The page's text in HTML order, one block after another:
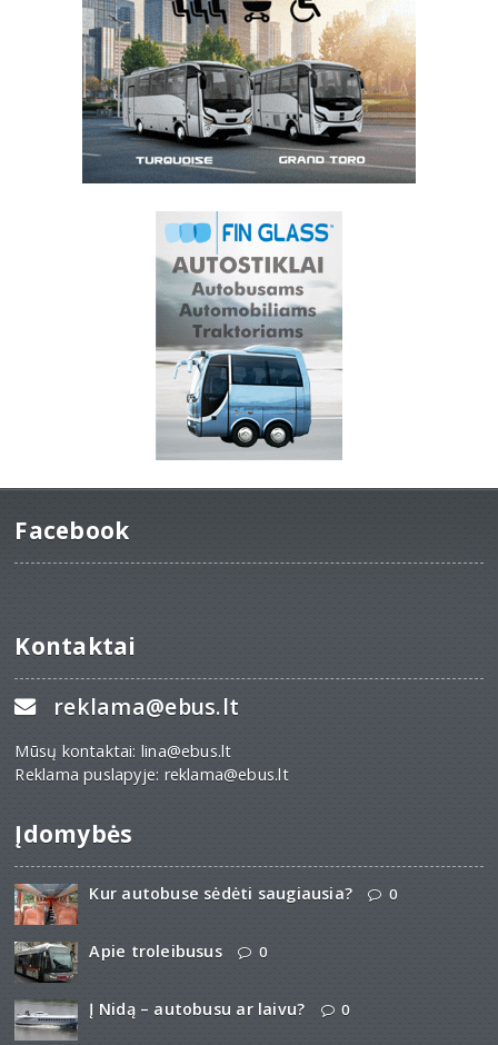
Facebook
Kontaktai
reklama@ebus.lt
Mūsų kontaktai: lina@ebus.lt
Reklama puslapyje: reklama@ebus.lt
Įdomybės
Kur autobuse sėdėti saugiausia? 0
Apie troleibusus 0
Į Nidą – autobusu ar laivu? 0